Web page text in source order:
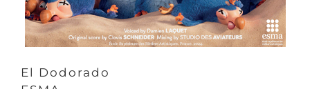
El Dodorado